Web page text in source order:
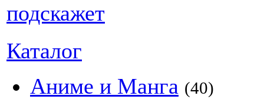
Каталог
Аниме и Манга (40)